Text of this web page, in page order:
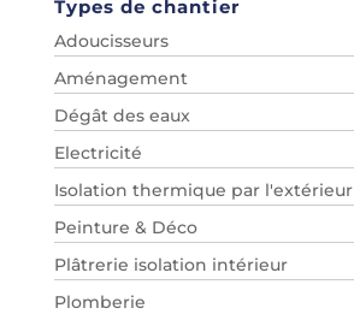
Types de chantier
Adoucisseurs
Aménagement
Dégât des eaux
Electricité
Isolation thermique par l'extérieur
Peinture & Déco
Plâtrerie isolation intérieur
Plomberie